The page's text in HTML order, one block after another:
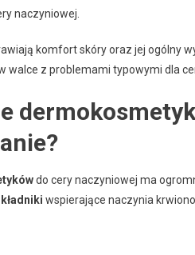
naczyniowej.
komfort skóry oraz jej ogólny
walce z problemami typowymi dla
do cery naczyniowej ma
wspierające naczynia